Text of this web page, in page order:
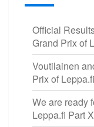
Official
Grand Prix of
Voutilainen
Prix of
We are ready
Leppa.fi Part X